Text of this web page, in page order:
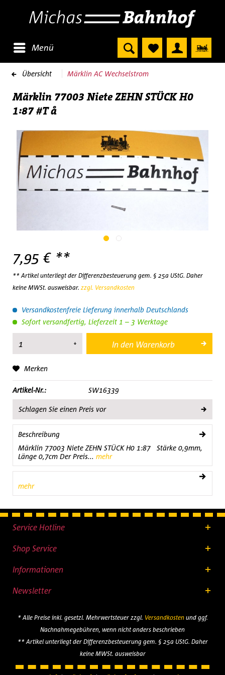
Menü
Übersicht Märklin AC Wechselstrom
Märklin 77003 Niete ZEHN STÜCK H0
1:87 #T å
7,95 € **
** Artikel unterliegt der Differenzbesteuerung gem. § 25a UStG. Daher
keine MWSt. ausweisbar. zzgl. Versandkosten
Versandkostenfreie Lieferung innerhalb Deutschlands
Sofort versandfertig, Lieferzeit 1 – 3 Werktage
In den Warenkorb
Merken
Artikel-Nr.: SW16339
Schlagen Sie einen Preis vor
Beschreibung
Märklin 77003 Niete ZEHN STÜCK H0 1:87 Stärke 0,9mm,
Länge 0,7cm Der Preis... mehr
mehr
Service Hotline
Shop Service
Informationen
Newsletter
* Alle Preise inkl. gesetzl. Mehrwertsteuer zzgl. Versandkostenund ggf.
Nachnahmegebühren, wenn nicht anders beschrieben
** Artikel unterliegt der Differenzbesteuerung gem. § 25a UStG. Daher
keine MWSt. ausweisbar